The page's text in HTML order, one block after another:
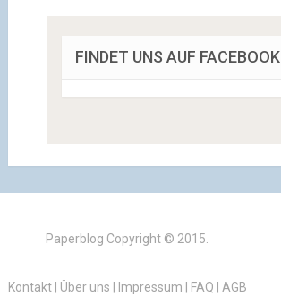
FINDET UNS AUF FACEBOOK
Paperblog Copyright © 2015.
Kontakt| Über uns Impressum FAQ AGB